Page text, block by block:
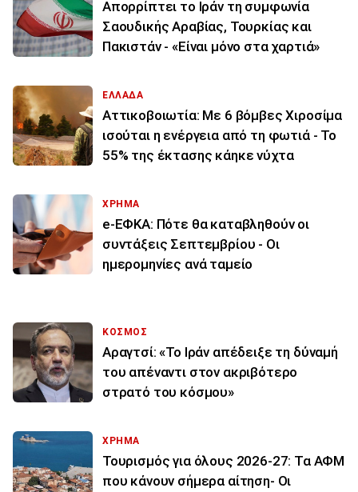
Απορρίπτει το Ιράν τη συμφωνία
Σαουδικής Αραβίας, Τουρκίας και
Πακιστάν - «Είναι μόνο στα χαρτιά»
ΕΛΛΑΔΑ
Αττικοβοιωτία: Με 6 βόμβες Χιροσίμα
ισούται η ενέργεια από τη φωτιά - Το
55% της έκτασης κάηκε νύχτα
ΧΡΗΜΑ
e-ΕΦΚΑ: Πότε θα καταβληθούν οι
συντάξεις Σεπτεμβρίου - Οι
ημερομηνίες ανά ταμείο
ΚΟΣΜΟΣ
Αραγτσί: «Το Ιράν απέδειξε τη δύναμή
του απέναντι στον ακριβότερο
στρατό του κόσμου»
ΧΡΗΜΑ
Τουρισμός για όλους 2026-27: Τα ΑΦΜ
που κάνουν σήμερα αίτηση- Οι